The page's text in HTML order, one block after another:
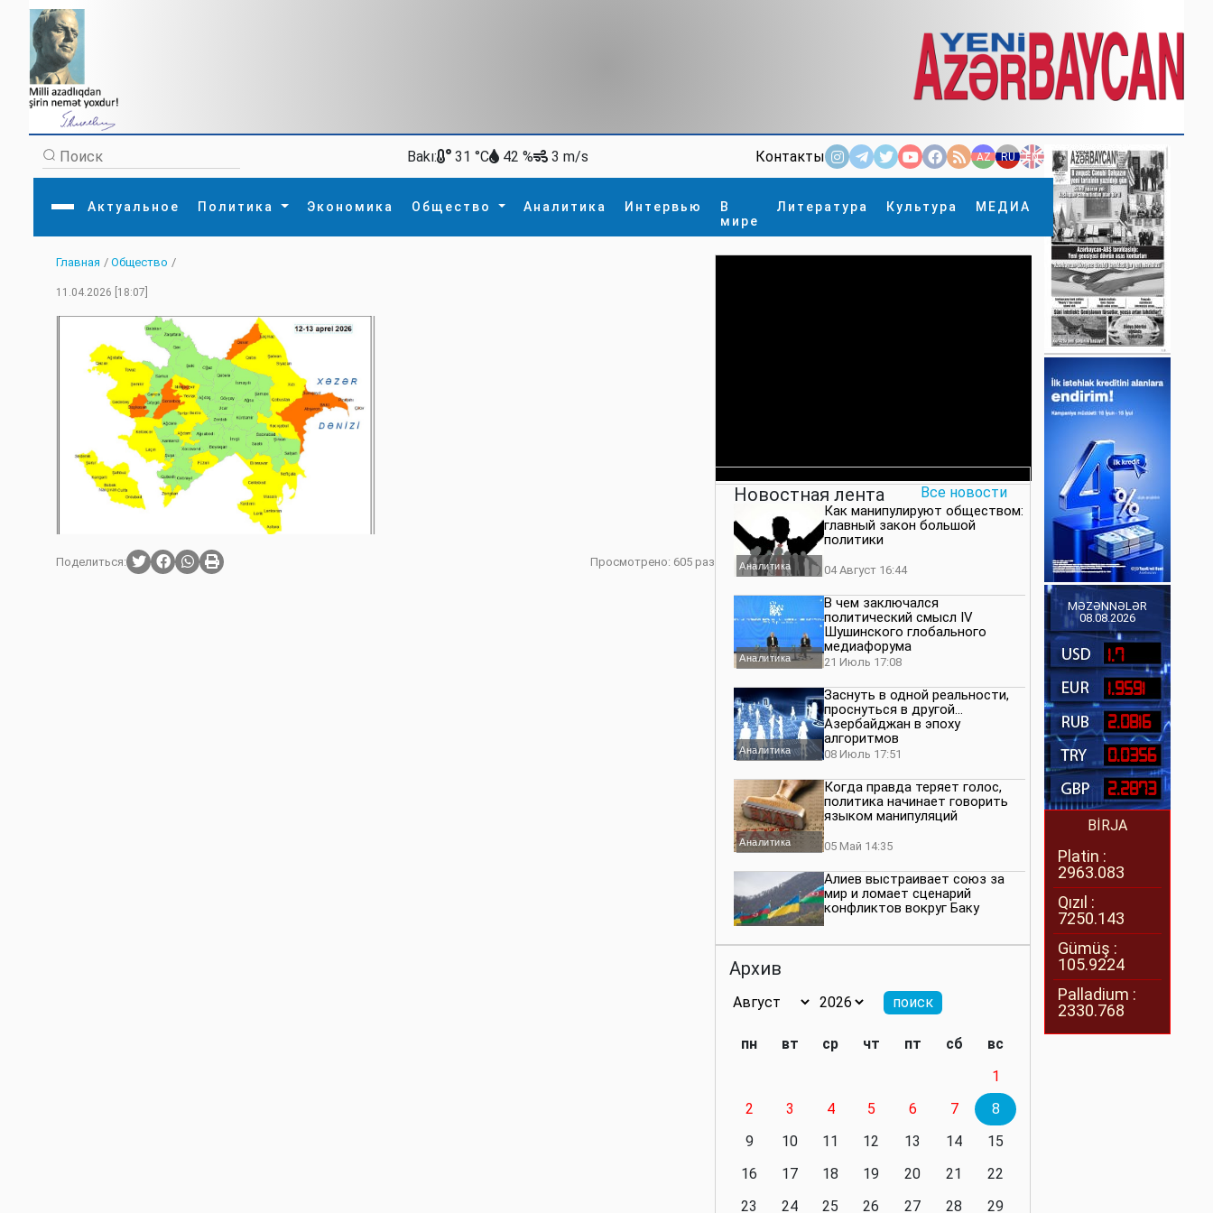
Bakı: 31 °C 42 % 3 m/s Контакты AZ RU EN
Актуальное Политика Экономика Общество Аналитика Интервью
В
мире
Литература Культура МЕДИА
×
Главная
Актуальное
Экономика
Культура
Интервью
Литература
МЕДИА
Внутренняя политикаНаука
Главная / Общество /
11.04.2026 [18:07]
Поделиться: Просмотрено: 605 раз
Новостная лента Все новости
Аналитика
Как манипулируют обществом:
главный закон большой
политики
04 Август 16:44
Аналитика
В чем заключался
политический смысл IV
Шушинского глобального
медиафорума
21 Июль 17:08
Аналитика
Заснуть в одной реальности,
проснуться в другой…
Азербайджан в эпоху
алгоритмов
08 Июль 17:51
Аналитика
Когда правда теряет голос,
политика начинает говорить
языком манипуляций
05 Май 14:35
Алиев выстраивает союз за
мир и ломает сценарий
конфликтов вокруг Баку
значимость региона
нейтралитета больше не будет
Политика
президенту приходится все
делать самому
Архив
пн вт ср чт пт сб
вс
1
2
3 4 5 6 7
8
9
10 11 12 13 14
15
16
17 18 19 20 21
22
23
24 25 26 27 28
29
MƏZƏNNƏLƏR
08.08.2026
1.7
1.9591
2.0816
0.0356
2.2873
BİRJA
Platin :
2963.083
Qızıl :
7250.143
Gümüş :
105.9224
Palladium :
2330.768